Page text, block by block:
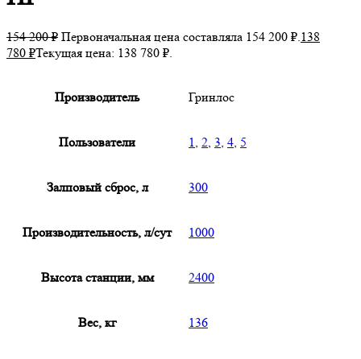
154 200₽ Первоначальная цена составляла 154 200 ₽.138
780 ₽Текущая цена: 138 780 ₽.
Производитель Гринлос
Пользователи 1, 2, 3, 4, 5
Залповый сброс, л 300
Производительность, л/сут 1000
Высота станции, мм 2400
Вес, кг 136